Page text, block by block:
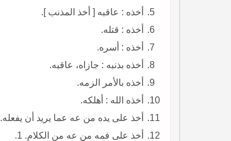
أخذه : عاقبه [ أخذ المذنب ].
أخذه : قتله.
أخذه : أسره.
أخذه بذنبه : جازاه، عاقبه.
أخذه بالأمر الزمه.
أخذه الله : أهلكه.
أخذ على يده من عه عما يريد أن يفعله. 1.
أخذ على فمه من عه من الكلام. 1.